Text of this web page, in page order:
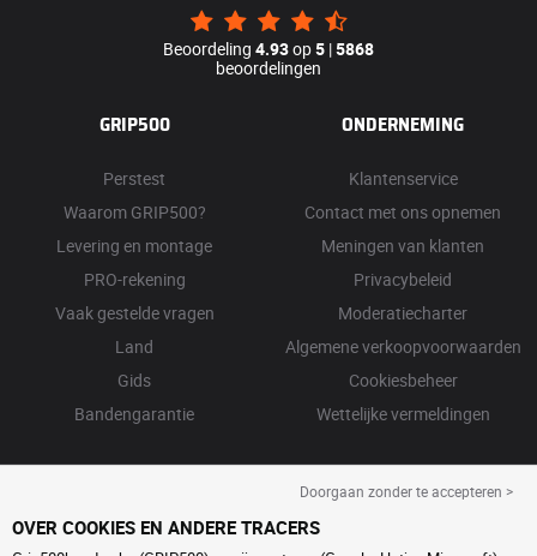
Beoordeling 4.93op5 |5868
beoordelingen
GRIP500
Perstest
Waarom GRIP500?
Levering en montage
PRO-rekening
Vaak gestelde vragen
Land
Gids
Bandengarantie
ONDERNEMING
Klantenservice
Contact met ons opnemen
Meningen van klanten
Privacybeleid
Moderatiecharter
Algemene verkoopvoorwaarden
Cookiesbeheer
Wettelijke vermeldingen
Doorgaan zonder te accepteren >
OVER COOKIES EN ANDERE TRACERS